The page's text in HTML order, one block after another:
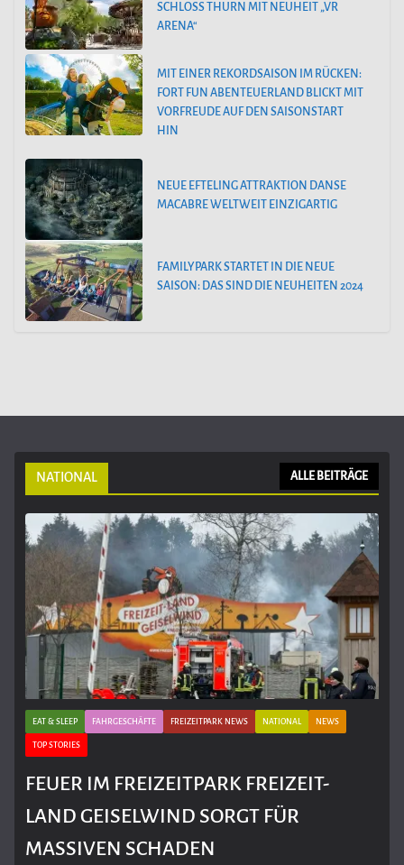
SCHLOSS THURN MIT NEUHEIT „VR
ARENA“
MIT EINER REKORDSAISON IM RÜCKEN:
FORT FUN ABENTEUERLAND BLICKT MIT
VORFREUDE AUF DEN SAISONSTART
HIN
NEUE EFTELING ATTRAKTION DANSE
MACABRE WELTWEIT EINZIGARTIG
FAMILYPARK STARTET IN DIE NEUE
SAISON: DAS SIND DIE NEUHEITEN 2024
NATIONAL ALLE BEITRÄGE
EAT & SLEEP FAHRGESCHÄFTE FREIZEITPARK NEWS NATIONAL NEWS
TOP STORIES
FEUER IM FREIZEITPARK FREIZEIT-
LAND GEISELWIND SORGT FÜR
MASSIVEN SCHADEN